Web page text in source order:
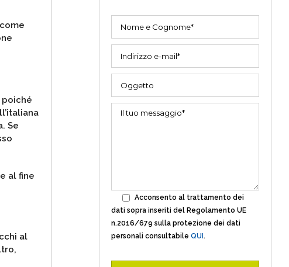
Se
al fine
al
Acconsento al trattamento dei
dati sopra inseriti del Regolamento UE
n.2016/679 sulla protezione dei dati
personali consultabile QUI .